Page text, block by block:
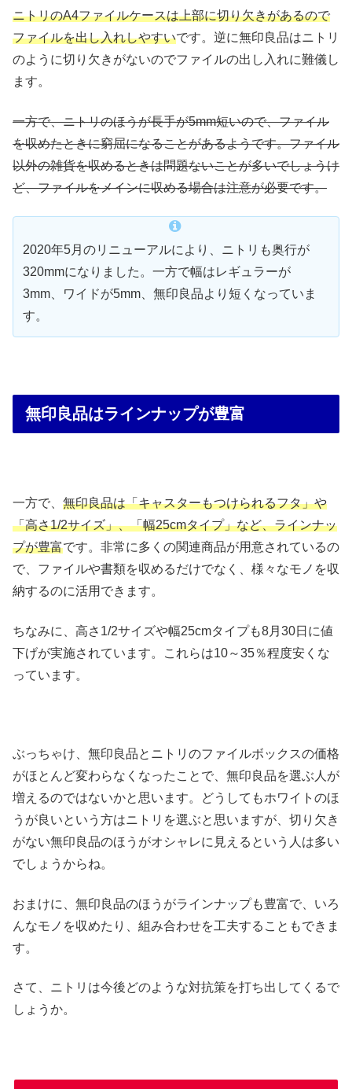
ニトリのA4ファイルケースは上部に切り欠きがあるので
ファイルを出し入れしやすいです。逆に無印良品はニトリ
のように切り欠きがないのでファイルの出し入れに難儀し
ます。
一方で、ニトリのほうが長手が5mm短いので、ファイル
を収めたときに窮屈になることがあるようです。ファイル
以外の雑貨を収めるときは問題ないことが多いでしょうけ
ど、ファイルをメインに収める場合は注意が必要です。
2020年5月のリニューアルにより、ニトリも奥行が
320mmになりました。一方で幅はレギュラーが
3mm、ワイドが5mm、無印良品より短くなっていま
す。
無印良品はラインナップが豊富
一方で、 無印良品は「キャスターもつけられるフタ」や
「高さ1/2サイズ」、「幅25cmタイプ」など、ラインナッ
プが豊富です。非常に多くの関連商品が用意されているの
で、ファイルや書類を収めるだけでなく、様々なモノを収
納するのに活用できます。
ちなみに、高さ1/2サイズや幅25cmタイプも8月30日に値
下げが実施されています。これらは10～35％程度安くな
っています。
ぶっちゃけ、無印良品とニトリのファイルボックスの価格
がほとんど変わらなくなったことで、無印良品を選ぶ人が
増えるのではないかと思います。どうしてもホワイトのほ
うが良いという方はニトリを選ぶと思いますが、切り欠き
がない無印良品のほうがオシャレに見えるという人は多い
でしょうからね。
おまけに、無印良品のほうがラインナップも豊富で、いろ
んなモノを収めたり、組み合わせを工夫することもできま
す。
さて、ニトリは今後どのような対抗策を打ち出してくるで
しょうか。